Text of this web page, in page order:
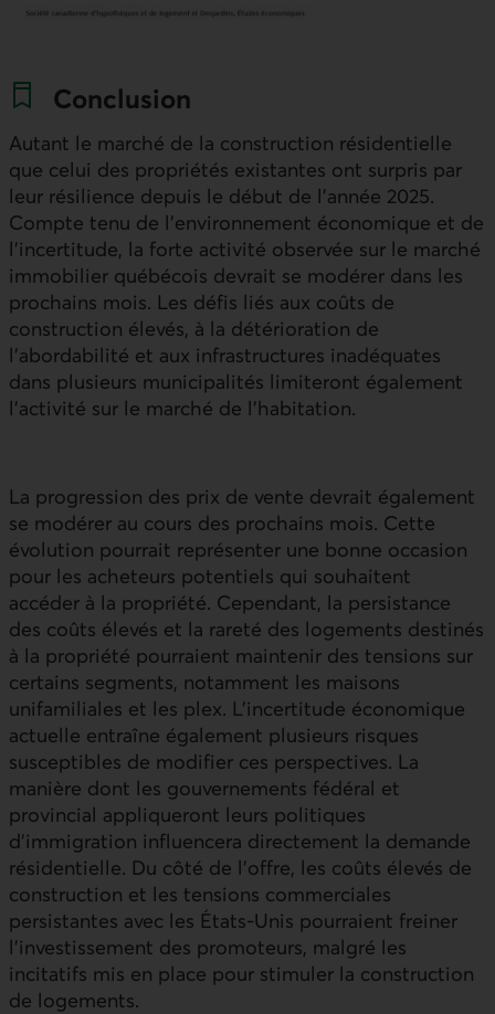
Conclusion
Autant le marché de la construction résidentielle
que celui des propriétés existantes ont surpris par
leur résilience depuis le début de l’année 2025.
Compte tenu de l’environnement économique et de
l’incertitude, la forte activité observée sur le marché
immobilier québécois devrait se modérer dans les
prochains mois. Les défis liés aux coûts de
construction élevés, à la détérioration de
l’abordabilité et aux infrastructures inadéquates
dans plusieurs municipalités limiteront également
l’activité sur le marché de l’habitation.
La progression des prix de vente devrait également
se modérer au cours des prochains mois. Cette
évolution pourrait représenter une bonne occasion
pour les acheteurs potentiels qui souhaitent
accéder à la propriété. Cependant, la persistance
des coûts élevés et la rareté des logements destinés
à la propriété pourraient maintenir des tensions sur
certains segments, notamment les maisons
unifamiliales et les plex. L’incertitude économique
actuelle entraîne également plusieurs risques
susceptibles de modifier ces perspectives. La
manière dont les gouvernements fédéral et
provincial appliqueront leurs politiques
d’immigration influencera directement la demande
résidentielle. Du côté de l’offre, les coûts élevés de
construction et les tensions commerciales
persistantes avec les États‑Unis pourraient freiner
l’investissement des promoteurs, malgré les
incitatifs mis en place pour stimuler la construction
de logements.